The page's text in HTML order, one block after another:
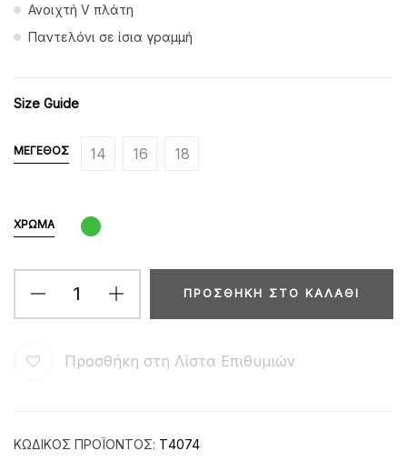
Ανοιχτή V πλάτη
Παντελόνι σε ίσια γραμμή
Size Guide
ΜΈΓΕΘΟΣ 14 16 18
ΧΡΏΜΑ
ΠΡΟΣΘΉΚΗ ΣΤΟ ΚΑΛΆΘΙ
Προσθήκη στη Λίστα Επιθυμιών
ΚΩΔΙΚΌΣ ΠΡΟΪΌΝΤΟΣ: Τ4074